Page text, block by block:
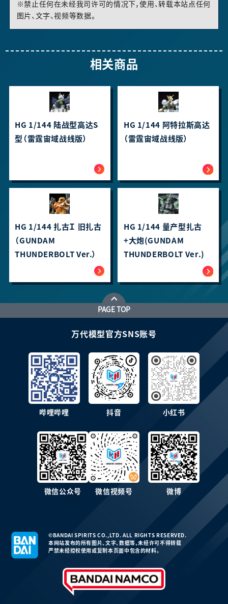
※禁止任何在未经我司许可的情况下，使用、转载本站点任何
图片、文字、视频等数据。
相关商品
HG 1/144 陆战型高达S
型（雷霆宙域战线版）
HG 1/144 阿特拉斯高达
（雷霆宙域战线版）
HG 1/144 扎古Ｉ 旧扎古
（GUNDAM
THUNDERBOLT Ver.）
HG 1/144 量产型扎古
+大炮(GUNDAM
THUNDERBOLT Ver.)
PAGE TOP
万代模型官方SNS账号
哔哩哔哩 抖音 小红书
微信公众号 微信视频号 微博
©BANDAI SPIRITS CO.,LTD. ALL RIGHTS RESERVED.
本网站发布的所有图片、文字、数据等，未经许可不得转载
严禁未经授权使用或复制本页面中包含的材料。